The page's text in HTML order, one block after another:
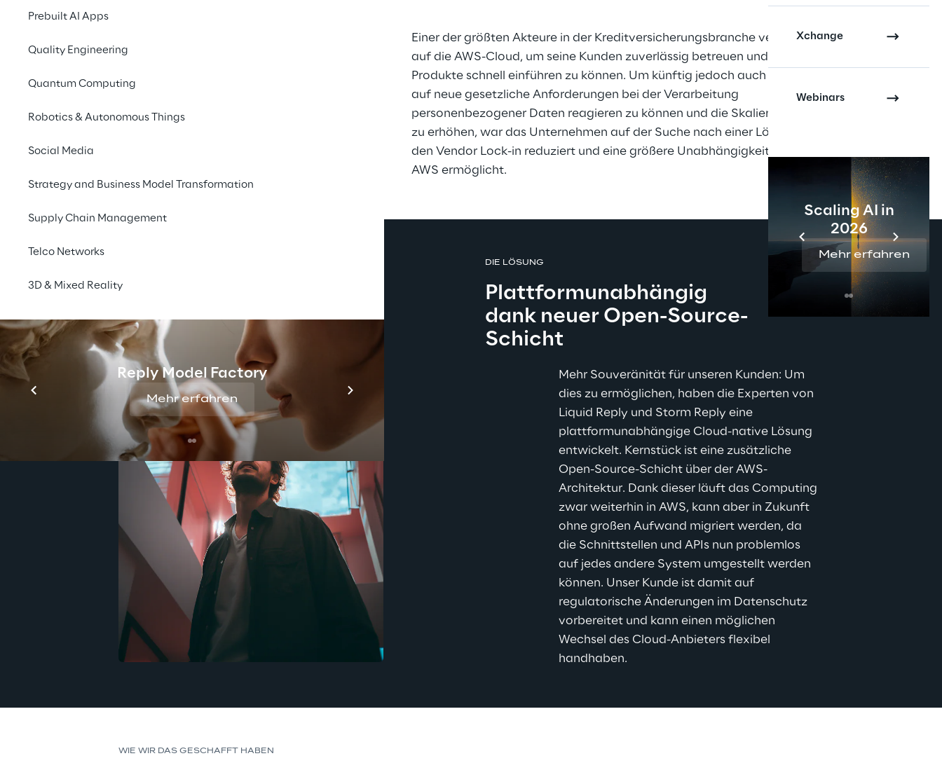
Prebuilt AI Apps
Quality Engineering
Quantum Computing
Robotics & Autonomous Things
Social Media
Strategy and Business Model Transformation
Supply Chain Management
Telco Networks
3D & Mixed Reality
Reply Model Factory
Mehr erfahren
Prebuilt AI Apps
Mehr erfahren
Xchange
Webinars
Scaling AI in
2026
Mehr erfahren
Übertragung
personenbezogener
Daten
Einer der größten Akteure in der Kreditversicherungsbranche vertraut
auf die AWS-Cloud, um seine Kunden zuverlässig betreuen und neue
Produkte schnell einführen zu können. Um künftig jedoch auch flexibel
auf neue gesetzliche Anforderungen bei der Verarbeitung
personenbezogener Daten reagieren zu können und die Skalierbarkeit
zu erhöhen, war das Unternehmen auf der Suche nach einer Lösung, die
den Vendor Lock-in reduziert und eine größere Unabhängigkeit von
AWS ermöglicht.
DIE LÖSUNG
Plattformunabhängig
dank neuer Open-Source-
Schicht
Mehr Souveränität für unseren Kunden: Um
dies zu ermöglichen, haben die Experten von
Liquid Reply und Storm Reply eine
plattformunabhängige Cloud-native Lösung
entwickelt. Kernstück ist eine zusätzliche
Open-Source-Schicht über der AWS-
Architektur. Dank dieser läuft das Computing
zwar weiterhin in AWS, kann aber in Zukunft
ohne großen Aufwand migriert werden, da
die Schnittstellen und APIs nun problemlos
auf jedes andere System umgestellt werden
können. Unser Kunde ist damit auf
regulatorische Änderungen im Datenschutz
vorbereitet und kann einen möglichen
Wechsel des Cloud-Anbieters flexibel
handhaben.
WIE WIR DAS GESCHAFFT HABEN